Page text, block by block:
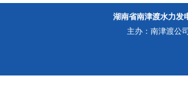
湖南省南津渡水力发
主办：南津渡公